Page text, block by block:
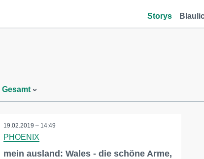
Storys
Gesamt
19.02.2019 – 14:49
PHOENIX
mein ausland: Wales - die schöne Arme,